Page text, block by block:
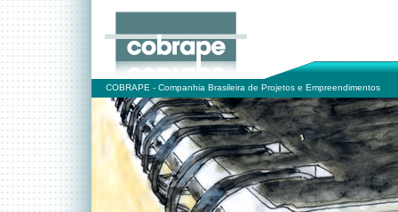
COBRAPE - Companhia Brasileira de Projetos e Empreendimentos